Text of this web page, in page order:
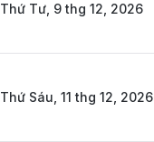
Thứ Tư, 9 thg 12, 2026
Thứ Sáu, 11 thg 12, 2026